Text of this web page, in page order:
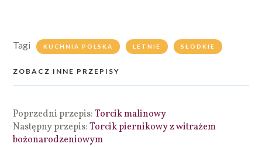
Tagi KUCHNIA POLSKA LETNIE SŁODKIE
ZOBACZ INNE PRZEPISY
Poprzedni przepis:Torcik malinowy
Następny przepis:Torcik piernikowy z witrażem
bożonarodzeniowym